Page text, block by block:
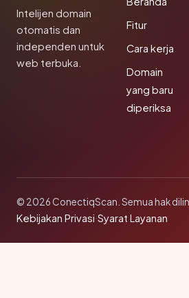
Intelijen domain
otomatis dan
independen untuk
web terbuka.
Fitur
Cara kerja
Domain
yang baru
diperiksa
© 2026 ConectiqScan. Semua hak
Kebijakan Privasi·Syarat Layanan